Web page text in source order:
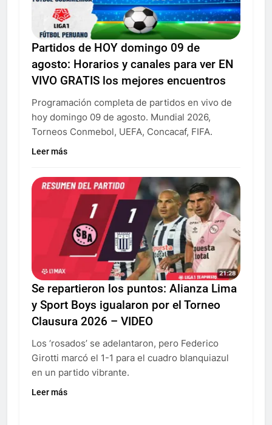
Partidos de HOY domingo 09 de
agosto: Horarios y canales para ver EN
VIVO GRATIS los mejores encuentros
Programación completa de partidos en vivo de
hoy domingo 09 de agosto. Mundial 2026,
Torneos Conmebol, UEFA, Concacaf, FIFA.
Leer más
Se repartieron los puntos: Alianza Lima
y Sport Boys igualaron por el Torneo
Clausura 2026 – VIDEO
Los ‘rosados’ se adelantaron, pero Federico
Girotti marcó el 1-1 para el cuadro blanquiazul
en un partido vibrante.
Leer más